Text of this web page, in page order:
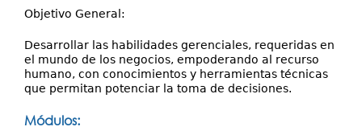
Objetivo General:
Desarrollar las habilidades gerenciales, requeridas en
el mundo de los negocios, empoderando al recurso
humano, con conocimientos y herramientas técnicas
que permitan potenciar la toma de decisiones.
Módulos: